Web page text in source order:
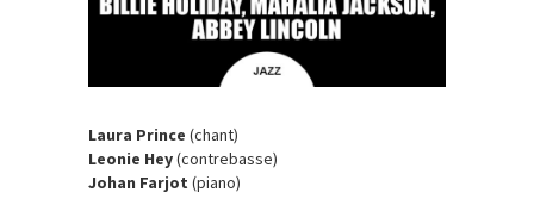
Laura Prince (chant)
Leonie Hey(contrebasse)
Johan Farjot (piano)